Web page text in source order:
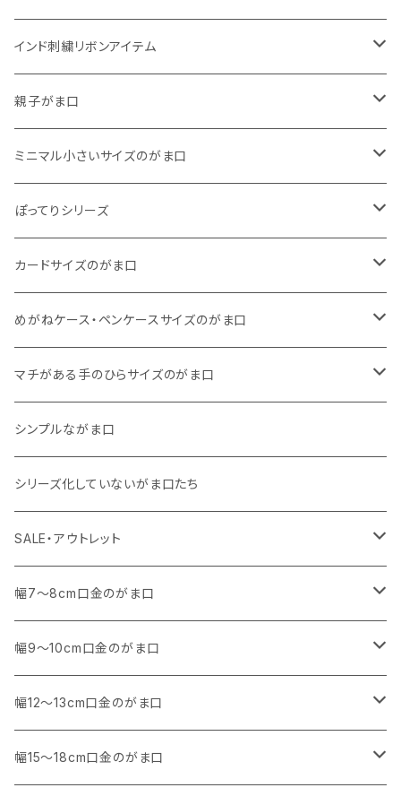
インド刺繍リボンアイテム
がま口
巾着
親子がま口
・ ぷっくりタイプ
くったりコットンキャンバス
11号帆布
・ 四角いマチのたっぷりサイズ
くったりコットンキャンバス
11号帆布
・ 四角いマチのスリムコンパクトタイプ
くったりコットンキャンバス
11号帆布
・ マチなしスリムタイプ
くったりコットンキャンバス
リネン
ミニマル小さいサイズのがま口
・ くったりコットンキャンバス
・ リネン
・ 柄いろいろ
ぽってりシリーズ
・ がま口
・ 巾着ポーチ
カードサイズのがま口
・ くったりコットンキャンバス
・ 11号帆布
・ リネン
めがねケース・ペンケースサイズのがま口
・ くったりコットンキャンバス
・ 11号帆布
・ その他
マチがある手のひらサイズのがま口
・ 小さいサイズ
11号帆布
コットンキャンバス
・ 中くらいのサイズ
コットンキャンバス
シンプルながま口
シリーズ化していないがま口たち
SALE・アウトレット
SALE
アウトレット
幅7～8cm口金のがま口
・ 角型
マチなし
マチあり
・ くし形・丸型
マチなし
幅9～10cm口金のがま口
・ 角型
マチなし
・ くし形
幅12～13cm口金のがま口
・ 親子がま口 角型
幅15～18cm口金のがま口